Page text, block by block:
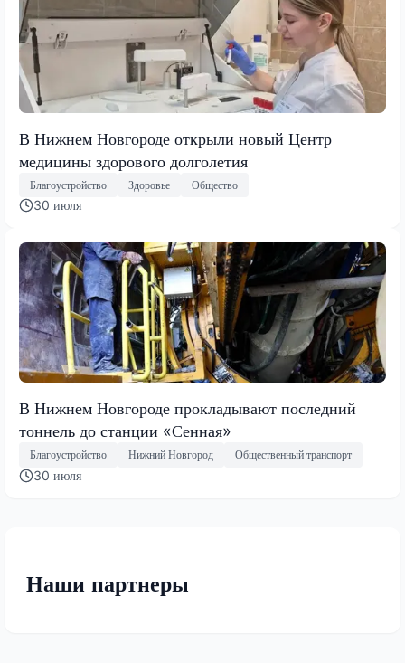
В Нижнем Новгороде открыли новый Центр
медицины здорового долголетия
Благоустройство Здоровье Общество
30 июля
В Нижнем Новгороде прокладывают последний
тоннель до станции «Сенная»
Благоустройство Нижний Новгород Общественный транспорт
30 июля
Наши партнеры